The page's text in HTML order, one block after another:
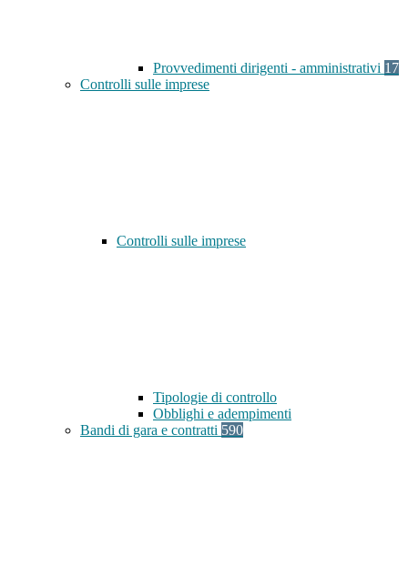
Provvedimenti dirigenti - amministrativi 17
Controlli sulle imprese
Controlli sulle imprese
Tipologie di controllo
Obblighi e adempimenti
Bandi di gara e contratti 590